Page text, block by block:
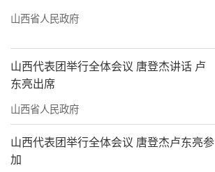
山西省人民政府
山西代表团举行全体会议 唐登杰讲话 卢
东亮出席
山西省人民政府
山西代表团举行全体会议 唐登杰卢东亮参
加